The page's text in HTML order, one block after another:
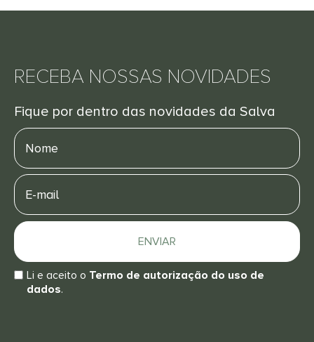
RECEBA NOSSAS NOVIDADES
Fique por dentro das novidades da Salva
Nome
E-
mail
ENVIAR
Li e aceito o Termo de autorização do uso de
dados.